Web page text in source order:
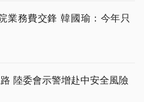
業務費交鋒 韓國瑜：今年只
陸委會示警增赴中安全風險